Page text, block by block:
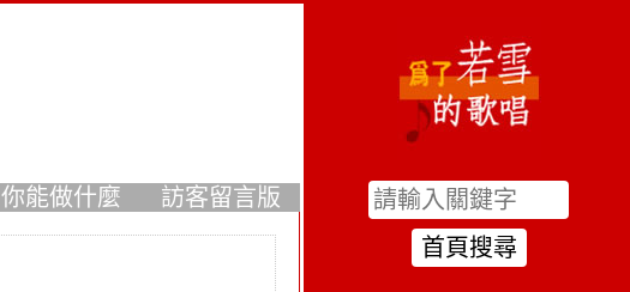
你能做什麼 訪客留言版